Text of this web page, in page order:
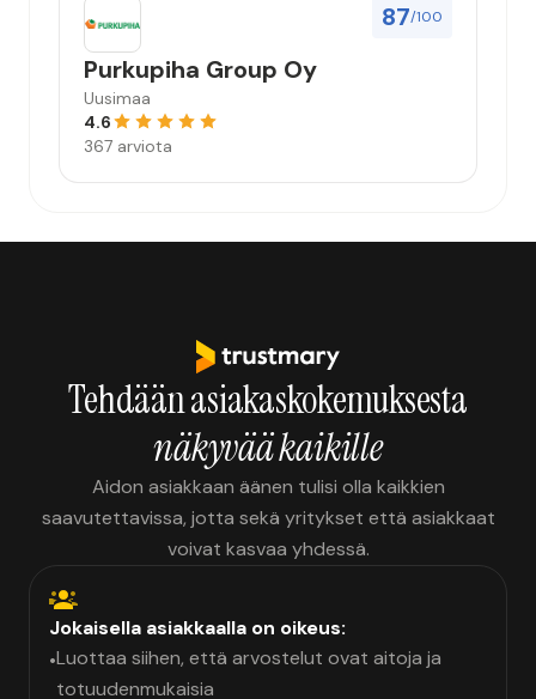
87/100
Purkupiha Group Oy
Uusimaa
4.6
367 arviota
Tehdään asiakaskokemuksesta
näkyvää kaikille
Aidon asiakkaan äänen tulisi olla kaikkien
saavutettavissa, jotta sekä yritykset että asiakkaat
voivat kasvaa yhdessä.
Jokaisella asiakkaalla on oikeus:
•Luottaa siihen, että arvostelut ovat aitoja ja
totuudenmukaisia